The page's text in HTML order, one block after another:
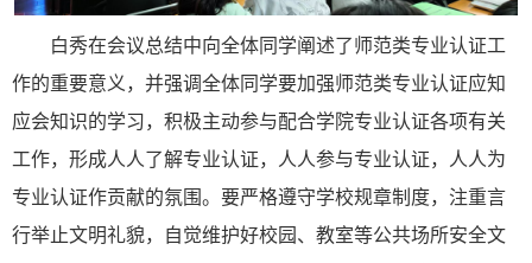
白秀在会议总结中向全体同学阐述了师范类专业认证工
作的重要意义，并强调全体同学要加强师范类专业认证应知
应会知识的学习，积极主动参与配合学院专业认证各项有关
工作，形成人人了解专业认证，人人参与专业认证，人人为
专业认证作贡献的氛围。要严格遵守学校规章制度，注重言
行举止文明礼貌，自觉维护好校园、教室等公共场所安全文